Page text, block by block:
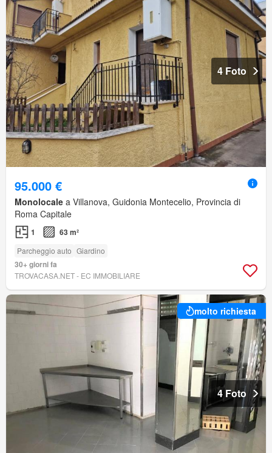
4 Foto
95.000 €
Monolocale a Villanova, Guidonia Montecelio, Provincia di
Roma Capitale
1 63 m²
Parcheggio auto Giardino
30+ giorni fa
TROVACASA.NET - EC IMMOBILIARE
molto richiesta
4 Foto